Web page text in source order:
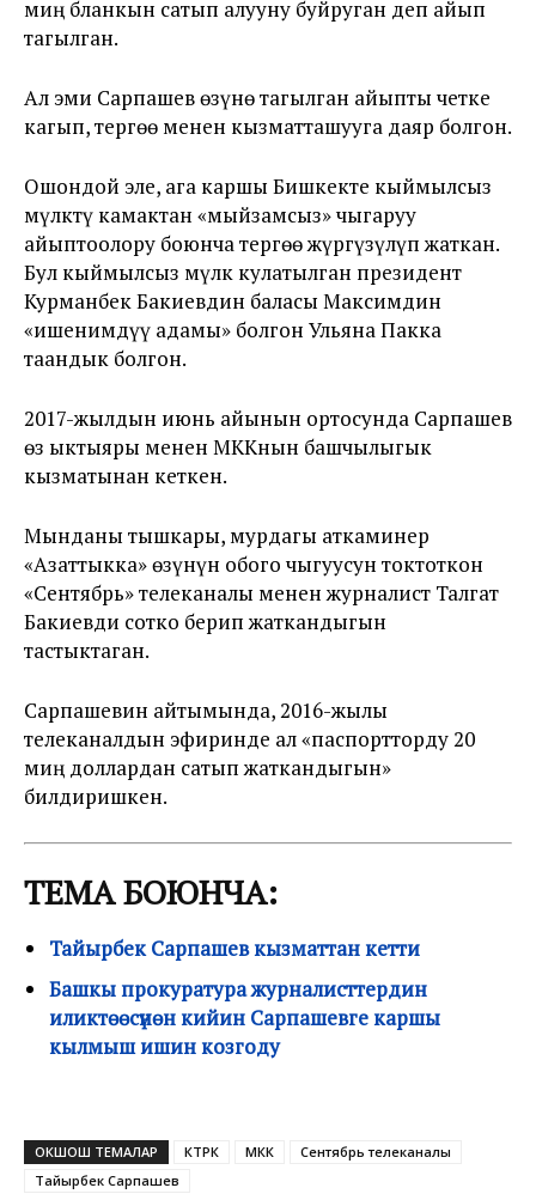
миң бланкын сатып алууну буйруган деп айып
тагылган.
Ал эми Сарпашев өзүнө тагылган айыпты четке
кагып, тергөө менен кызматташууга даяр болгон.
Ошондой эле, ага каршы Бишкекте кыймылсыз
мүлктү камактан «мыйзамсыз» чыгаруу
айыптоолору боюнча тергөө жүргүзүлүп жаткан.
Бул кыймылсыз мүлк кулатылган президент
Курманбек Бакиевдин баласы Максимдин
«ишенимдүү адамы» болгон Ульяна Пакка
таандык болгон.
2017-жылдын июнь айынын ортосунда Сарпашев
өз ыктыяры менен МККнын башчылыгык
кызматынан кеткен.
Мынданы тышкары, мурдагы аткаминер
«Азаттыкка» өзүнүн обого чыгуусун токтоткон
«Сентябрь» телеканалы менен журналист Талгат
Бакиевди сотко берип жаткандыгын
тастыктаган.
Сарпашевин айтымында, 2016-жылы
телеканалдын эфиринде ал «паспортторду 20
миң доллардан сатып жаткандыгын»
билдиришкен.
ТЕМА БОЮНЧА:
Тайырбек Сарпашев кызматтан кетти
Башкы прокуратура журналисттердин
иликтөөсүнөн кийин Сарпашевге каршы
кылмыш ишин козгоду
ОКШОШ ТЕМАЛАР КТРК МКК
Сентябрь телеканалы
Тайырбек Сарпашев